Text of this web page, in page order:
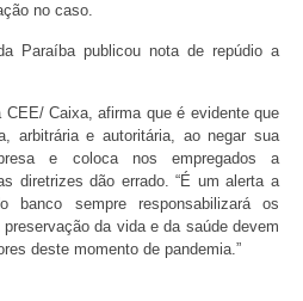
no caso.
Paraíba publicou nota de repúdio a
CEE/ Caixa, afirma que é evidente que
arbitrária e autoritária, ao negar sua
e coloca nos empregados a
diretrizes dão errado. “É um alerta a
sempre responsabilizará os
da vida e da saúde devem
deste momento de pandemia.”